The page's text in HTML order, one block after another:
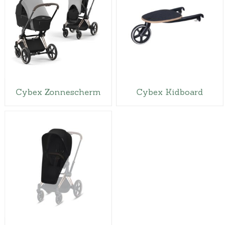
Cybex Zonnescherm Cybex Kidboard